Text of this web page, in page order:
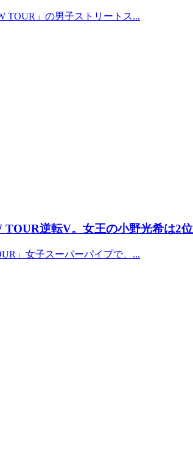
TOUR」の男子ストリートス...
逆転V。女王の小野光希は2位
」女子スーパーパイプで、...